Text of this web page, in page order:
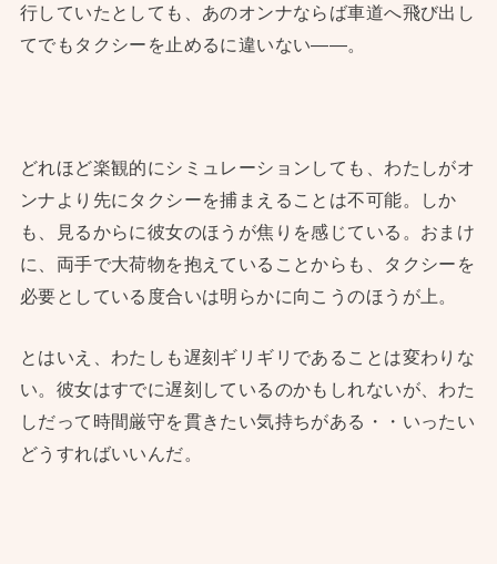
行していたとしても、あのオンナならば車道へ飛び出し
てでもタクシーを止めるに違いない——。
どれほど楽観的にシミュレーションしても、わたしがオ
ンナより先にタクシーを捕まえることは不可能。しか
も、見るからに彼女のほうが焦りを感じている。おまけ
に、両手で大荷物を抱えていることからも、タクシーを
必要としている度合いは明らかに向こうのほうが上。
とはいえ、わたしも遅刻ギリギリであることは変わりな
い。彼女はすでに遅刻しているのかもしれないが、わた
しだって時間厳守を貫きたい気持ちがある・・いったい
どうすればいいんだ。